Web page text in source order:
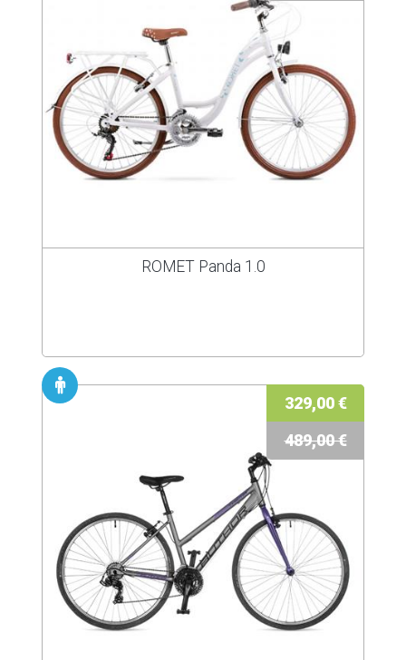
ROMET Panda 1.0
329,00 €
489,00 €